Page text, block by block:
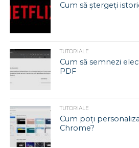
Cum să ștergeți
TUTORIALE
Cum să semnezi
PDF
TUTORIALE
Cum poți
Chrome?